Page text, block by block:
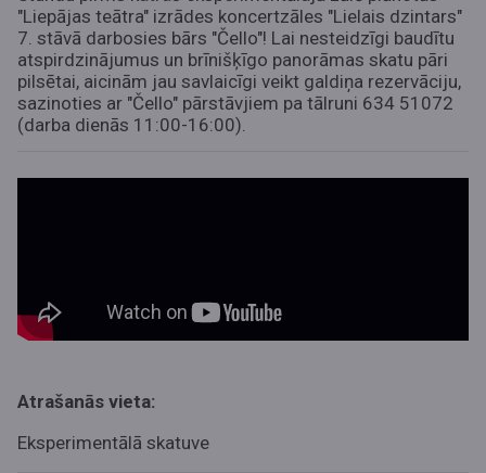
"Liepājas teātra" izrādes koncertzāles "Lielais dzintars"
7. stāvā darbosies bārs "Čello"! Lai nesteidzīgi baudītu
atspirdzinājumus un brīnišķīgo panorāmas skatu pāri
pilsētai, aicinām jau savlaicīgi veikt galdiņa rezervāciju,
sazinoties ar "Čello" pārstāvjiem pa tālruni 634 51072
(darba dienās 11:00-16:00).
Atrašanās vieta:
Eksperimentālā skatuve